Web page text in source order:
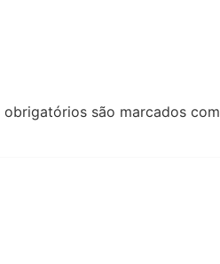
obrigatórios são marcados com